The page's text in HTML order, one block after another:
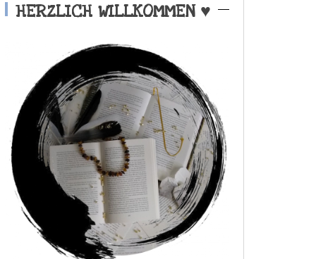
HERZLICH WILLKOMMEN ♥